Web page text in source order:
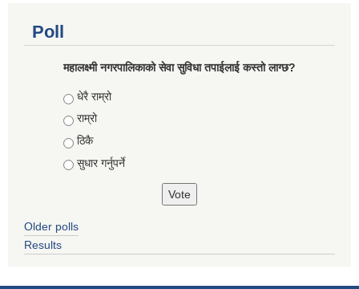
Poll
महालक्ष्मी नगरपालिकाको सेवा सुविधा तपाईलाई कस्तो लाग्छ?
Choices
धेरै राम्रो
राम्रो
ठिकै
सुधार गर्नुपर्ने
Older polls
Results